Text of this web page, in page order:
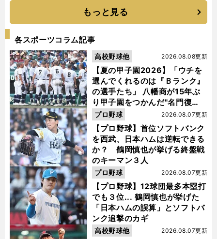
もっと見る
各スポーツコラム記事
【夏の甲子園2026】「ウチを
選んでくれるのは『Ｂランク』
の選手たち」 八幡商が15年ぶ
り甲子園をつかんだ"名門復
活"の舞台裏
2026.08.08更新
高校野球他
【プロ野球】首位ソフトバンク
を西武、日本ハムは逆転できる
か？ 鶴岡慎也が挙げる終盤戦
のキーマン３人
2026.08.07更新
プロ野球
【プロ野球】12球団最多本塁打
でも３位... 鶴岡慎也が挙げた
「日本ハムの誤算」とソフトバ
ンク追撃のカギ
2026.08.07更新
プロ野球
2026.08.07更新
高校野球他